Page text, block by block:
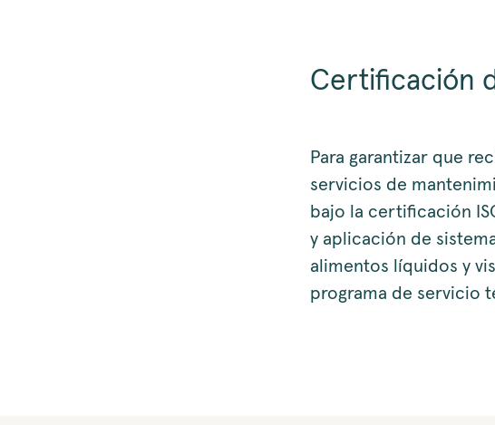
Certificación
Para garantizar que
servicios de
bajo la certificación
y aplicación de
alimentos líquidos y
programa de servicio